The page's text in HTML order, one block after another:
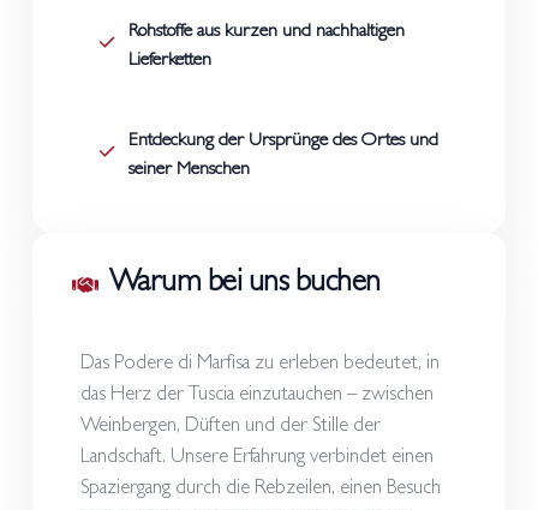
Warum bei uns buchen
Das Podere di Marfisa zu erleben bedeutet, in
das Herz der Tuscia einzutauchen – zwischen
Weinbergen, Düften und der Stille der
Landschaft. Unsere Erfahrung verbindet einen
Spaziergang durch die Rebzeilen, einen Besuch
Rohstoffe aus kurzen und nachhaltigen
Lieferketten
Entdeckung der Ursprünge des Ortes und
seiner Menschen